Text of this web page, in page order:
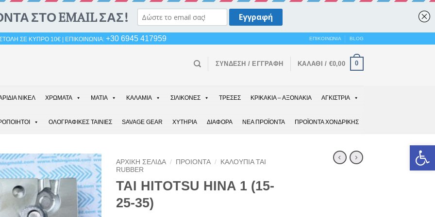
ΣΕ ΚΥΠΡΟ 10€ | ΕΠΙΚΟΙΝΩΝΙΑ: +30 6945 417959 ΕΠΙΚΟΙΝΩΝΙΑ BLOG
ΣΎΝΔΕΣΗ / ΕΓΓΡΑΦΉ ΚΑΛΆΘΙ / €0,00 0
ΝΙΚΕΛ ΧΡΩΜΑΤΑ ΜΑΤΙΑ ΚΑΛΑΜΙΑ ΣΙΛΙΚΟΝΕΣ ΤΡΕΣΕΣ ΚΡΙΚΑΚΙΑ – ΑΞΟΝΑΚΙΑ ΑΓΚΙΣΤΡΙΑ
ΟΛΟΓΡΑΦΙΚΕΣ ΤΑΙΝΙΕΣ SAVAGE GEAR ΧΥΤΗΡΙΑ ΔΙΑΦΟΡΑ ΝΕΑ ΠΡΟΪΟΝΤΑ ΠΡΟΪΟΝΤΑ ΧΟΝΔΡΙΚΗΣ
ΑΡΧΙΚΉ ΣΕΛΊΔΑ / ΠΡΟΙΟΝΤΑ /
ΚΑΛΟΥΠΙΑ TAI
RUBBER
TAI HITOTSU HINA 1 (15-
25-35)